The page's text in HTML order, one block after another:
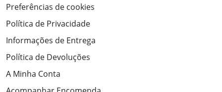
Preferências de cookies
Política de Privacidade
Informações de Entrega
Política de Devoluções
A Minha Conta